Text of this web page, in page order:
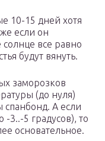
10-15 дней хотя
если он
все равно
будут вянуть.
заморозков
(до нуля)
спанбонд. А если
3..-5 градусов), то
основательное.